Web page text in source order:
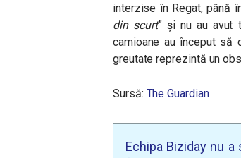
interzise în Regat, până
din scurt” și nu au avut
camioane au început să
greutate reprezintă un
Sursă: The Guardian
Echipa Biziday nu